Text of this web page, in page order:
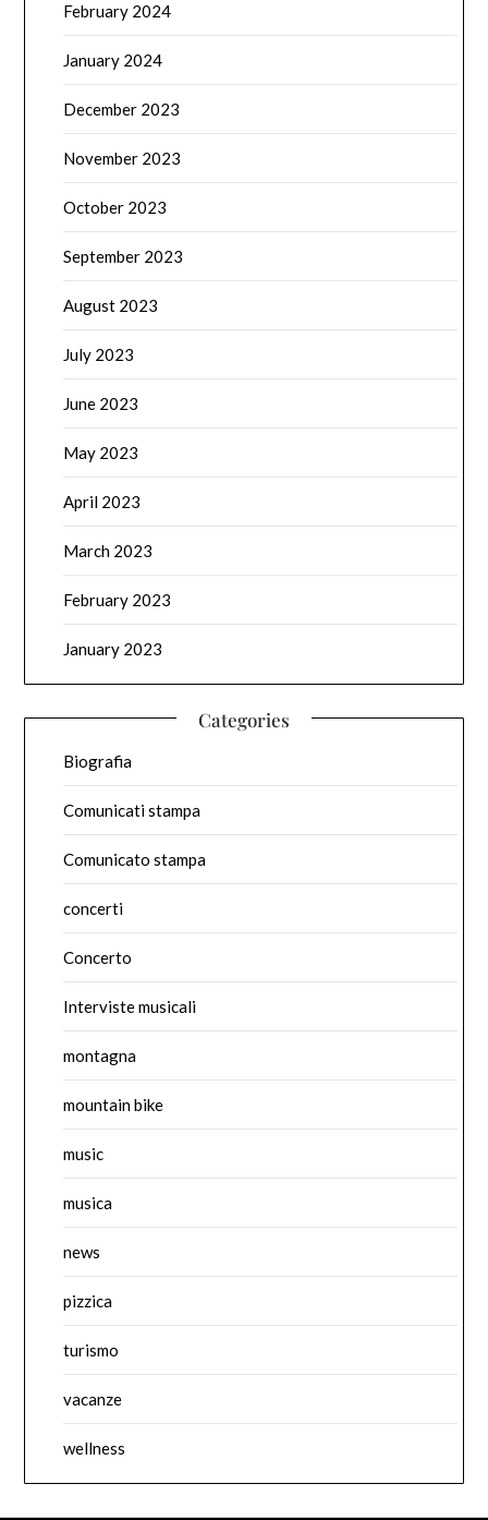
February 2024
January 2024
December 2023
November 2023
October 2023
September 2023
August 2023
July 2023
June 2023
May 2023
April 2023
March 2023
February 2023
January 2023
Categories
Biografia
Comunicati stampa
Comunicato stampa
concerti
Concerto
Interviste musicali
montagna
mountain bike
music
musica
news
pizzica
turismo
vacanze
wellness